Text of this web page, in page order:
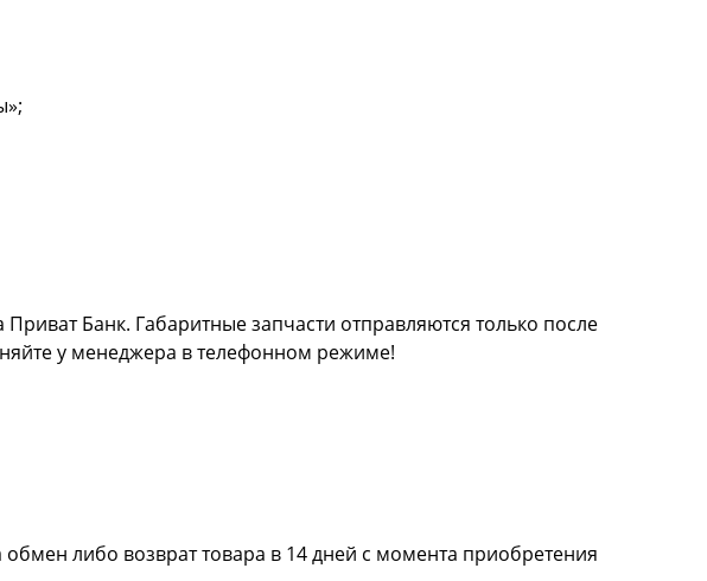
Банк. Габаритные запчасти отправляются только после
у менеджера в телефонном режиме!
либо возврат товара в 14 дней с момента приобретения